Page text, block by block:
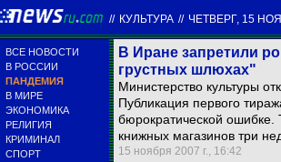
// КУЛЬТУРА // ЧЕТВЕРГ, 15
ВСЕ НОВОСТИ
В РОССИИ
ПАНДЕМИЯ
В МИРЕ
ЭКОНОМИКА
РЕЛИГИЯ
КРИМИНАЛ
СПОРТ
В Иране запретили
грустных шлюхах"
Министерство культуры
Публикация первого
бюрократической ошибке.
книжных магазинов три
15 ноября 2007 г., 16:42